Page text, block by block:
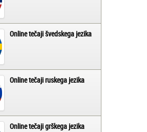
Online tečaji švedskega jezika
Online tečaji ruskega jezika
Online tečaji grškega jezika